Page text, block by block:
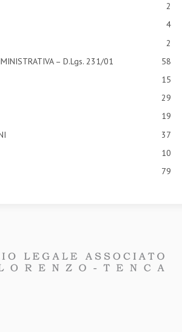
2
4
2
– D.Lgs. 231/01
58
15
29
19
37
10
79